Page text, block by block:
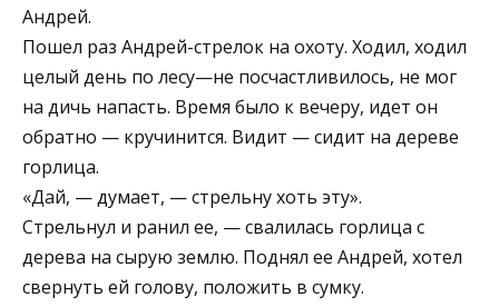
Андрей.
Пошел раз Андрей-стрелок на охоту. Ходил, ходил
целый день по лесу—не посчастливилось, не мог
на дичь напасть. Время было к вечеру, идет он
обратно — кручинится. Видит — сидит на дереве
горлица.
«Дай, — думает, — стрельну хоть эту».
Стрельнул и ранил ее, — свалилась горлица с
дерева на сырую землю. Поднял ее Андрей, хотел
свернуть ей голову, положить в сумку.